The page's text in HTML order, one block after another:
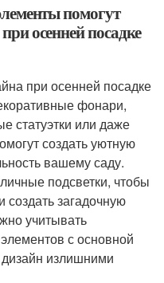
помогут
осенней посадке
при осенней посадке
фонари,
статуэтки или даже
создать уютную
вашему саду.
подсветки, чтобы
создать загадочную
учитывать
с основной
излишними